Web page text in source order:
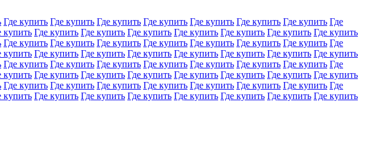
Где купить Где купить Где купить Где купить Где купить Где купить Где купить Где
купить Где купить Где купить Где купить Где купить Где купить Где купить Где купить
Где купить Где купить Где купить Где купить Где купить Где купить Где купить Где
купить Где купить Где купить Где купить Где купить Где купить Где купить Где купить
Где купить Где купить Где купить Где купить Где купить Где купить Где купить Где
купить Где купить Где купить Где купить Где купить Где купить Где купить Где купить
Где купить Где купить Где купить Где купить Где купить Где купить Где купить Где
купить Где купить Где купить Где купить Где купить Где купить Где купить Где купить